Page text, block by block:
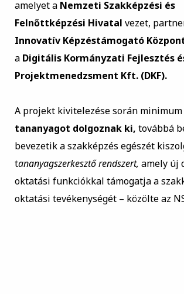
amelyet a Nemzeti Szakképzési és
Felnőttképzési Hivatal vezet,
Innovatív Képzéstámogató
a Digitális Kormányzati Fejlesztés
Projektmenedzsment Kft. (DKF).
A projekt kivitelezése során minimum
tananyagot dolgoznak ki, továbbá
bevezetik a szakképzés egészét
tananyagszerkesztő rendszert, amely új
oktatási funkciókkal támogatja a
oktatási tevékenységét – közölte az